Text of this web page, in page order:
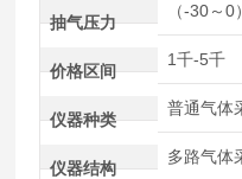
抽气压力
（-30～0
价格区间
1千-5千
仪器种类
普通气体
仪器结构
多路气体